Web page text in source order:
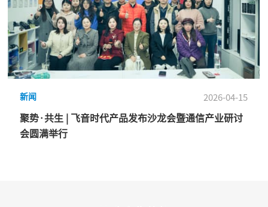
新闻 2026-04-15
聚势·共生 | 飞音时代产品发布沙龙会暨通信产业研讨
会圆满举行